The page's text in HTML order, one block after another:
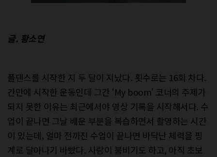
글. 황소연
폴댄스를 시작한 지 두 달이 지났다. 횟수로는 16회 차다.
간만에 시작한 운동인데 그간 ‘My boom’ 코너의 주제가
되지 못한 이유는 최근에서야 영상 기록을 시작해서다. 수
업이 끝나면 그날 배운 부분을 복습하면서 촬영하는 시간
이 있는데, 얼마 전까진 수업이 끝나면 바닥난 체력을 핑
계로 달아나기 바빴다. 사람이 붐비기도 하고, 아직 초보